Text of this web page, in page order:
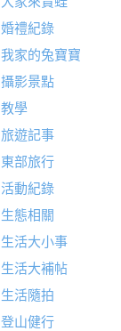
婚禮紀錄
我家的兔寶寶
攝影景點
教學
旅遊記事
東部旅行
活動紀錄
生態相關
生活大小事
生活大補帖
生活隨拍
登山健行